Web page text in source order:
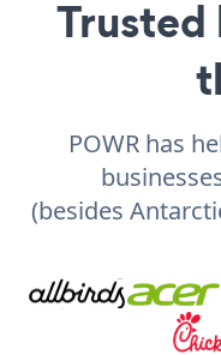
Trusted
POWR has
(besides